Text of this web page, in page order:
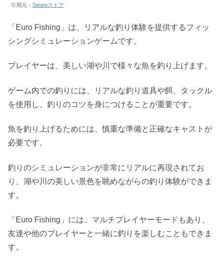
引用元： Steamストア
「Euro Fishing」は、リアルな釣り体験を提供するフィッ
シングシミュレーションゲームです。
プレイヤーは、美しい湖や川で様々な魚を釣り上げます。
ゲーム内での釣りには、リアルな釣り道具や餌、タックル
を使用し、釣りのコツを身につけることが重要です。
魚を釣り上げるためには、慎重な準備と正確なキャストが
必要です。
釣りのシミュレーションが非常にリアルに再現されてお
り、湖や川の美しい景色を眺めながらの釣り体験ができま
す。
「Euro Fishing」には、マルチプレイヤーモードもあり、
友達や他のプレイヤーと一緒に釣りを楽しむこともできま
す。